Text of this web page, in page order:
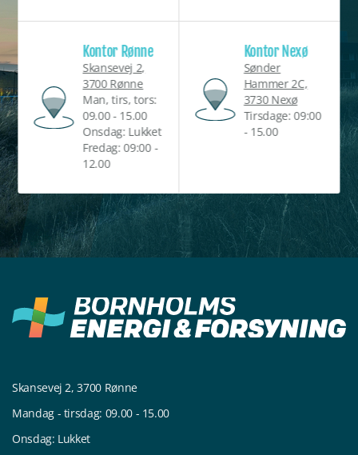
Kontor Rønne
Skansevej 2,
3700 Rønne
Man, tirs, tors:
09.00 - 15.00
Onsdag: Lukket
Fredag: 09:00 -
12.00
Kontor Nexø
Sønder
Hammer 2C,
3730 Nexø
Tirsdage: 09:00
- 15.00
Skansevej 2, 3700 Rønne
Mandag - tirsdag: 09.00 - 15.00
Onsdag: Lukket